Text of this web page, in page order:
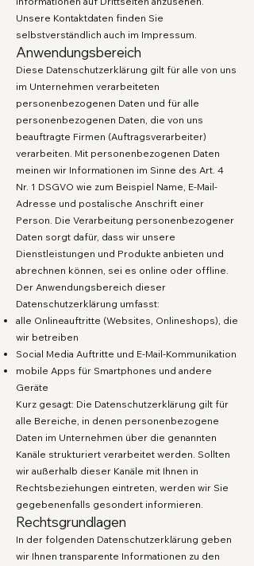
Unsere Kontaktdaten finden Sie
selbstverständlich auch im Impressum.
Anwendungsbereich
Diese Datenschutzerklärung gilt für alle von uns
im Unternehmen verarbeiteten
personenbezogenen Daten und für alle
personenbezogenen Daten, die von uns
beauftragte Firmen (Auftragsverarbeiter)
verarbeiten. Mit personenbezogenen Daten
meinen wir Informationen im Sinne des Art. 4
Nr. 1 DSGVO wie zum Beispiel Name, E-Mail-
Adresse und postalische Anschrift einer
Person. Die Verarbeitung personenbezogener
Daten sorgt dafür, dass wir unsere
Dienstleistungen und Produkte anbieten und
abrechnen können, sei es online oder offline.
Der Anwendungsbereich dieser
Datenschutzerklärung umfasst:
alle Onlineauftritte (Websites, Onlineshops), die
wir betreiben
Social Media Auftritte und E-Mail-Kommunikation
mobile Apps für Smartphones und andere
Geräte
Kurz gesagt: Die Datenschutzerklärung gilt für
alle Bereiche, in denen personenbezogene
Daten im Unternehmen über die genannten
Kanäle strukturiert verarbeitet werden. Sollten
wir außerhalb dieser Kanäle mit Ihnen in
Rechtsbeziehungen eintreten, werden wir Sie
gegebenenfalls gesondert informieren.
Rechtsgrundlagen
In der folgenden Datenschutzerklärung geben
wir Ihnen transparente Informationen zu den